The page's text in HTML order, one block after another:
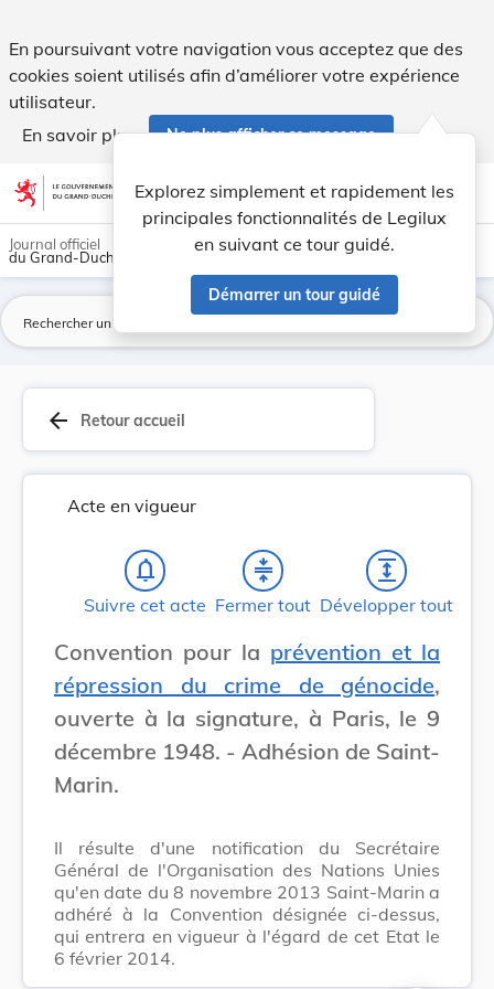
En poursuivant votre navigation vous acceptez que des
cookies soient utilisés afin d’améliorer votre expérience
utilisateur.
En savoir plus
Ne plus afficher ce message
Aller au contenu account_circle help Aide
Explorez simplement et rapidement les
principales fonctionnalités de Legilux
en suivant ce tour guidé.
Démarrer un tour guidé
light_mode dark_mode
Journal officiel
du Grand-Duché de Luxembourg
arrow_back Retour accueil
Acte en vigueur
notifications_none
Suivre cet acte
compress
Fermer tout
expand
Développer tout
Convention pour la prévention et la
répression du crime de génocide,
ouverte à la signature, à Paris, le 9
décembre 1948. - Adhésion de Saint-
Marin.
Il résulte d'une notification du Secrétaire
Général de l'Organisation des Nations Unies
qu'en date du 8 novembre 2013 Saint-Marin a
adhéré à la Convention désignée ci-dessus,
qui entrera en vigueur à l'égard de cet Etat le
6 février 2014.